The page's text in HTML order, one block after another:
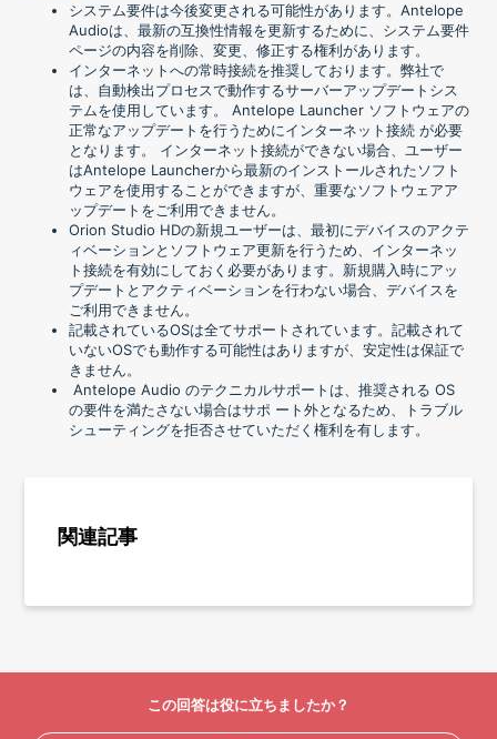
システム要件は今後変更される可能性があります。Antelope
Audioは、最新の互換性情報を更新するために、システム要件
ページの内容を削除、変更、修正する権利があります。
インターネットへの常時接続を推奨しております。弊社で
は、⾃動検出プロセスで動作するサーバーアップデートシス
テムを使⽤しています。 Antelope Launcher ソフトウェアの
正常なアップデートを⾏うためにインターネット接続 が必要
となります。 インターネット接続ができない場合、ユーザー
はAntelope Launcherから最新のインストールされたソフト
ウェアを使用することができますが、重要なソフトウェアア
ップデートをご利用できません。
Orion Studio HDの新規ユーザーは、最初にデバイスのアクテ
ィベーションとソフトウェア更新を行うため、インターネッ
ト接続を有効にしておく必要があります。新規購入時にアッ
プデートとアクティベーションを行わない場合、デバイスを
ご利用できません。
記載されているOSは全てサポートされています。記載されて
いないOSでも動作する可能性はありますが、安定性は保証で
きません。
Antelope Audio のテクニカルサポートは、推奨される OS
の要件を満たさない場合はサポ ート外となるため、トラブル
シューティングを拒否させていただく権利を有します。
関連記事
この回答は役に立ちましたか？